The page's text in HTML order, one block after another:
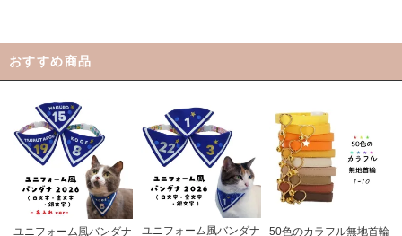
おすすめ商品
ユニフォーム風バンダナ
ユニフォーム風バンダナ
50色のカラフル無地首輪